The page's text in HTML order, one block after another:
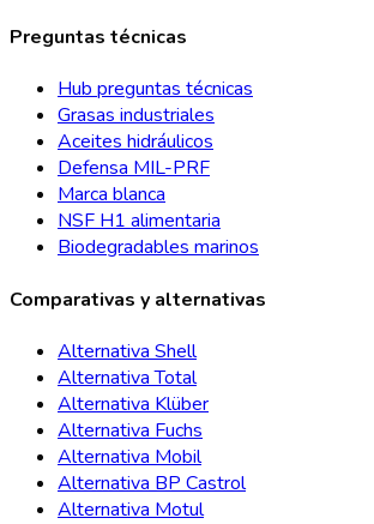
Preguntas técnicas
Hub preguntas técnicas
Grasas industriales
Aceites hidráulicos
Defensa MIL-PRF
Marca blanca
NSF H1 alimentaria
Biodegradables marinos
Comparativas y alternativas
Alternativa Shell
Alternativa Total
Alternativa Klüber
Alternativa Fuchs
Alternativa Mobil
Alternativa BP Castrol
Alternativa Motul